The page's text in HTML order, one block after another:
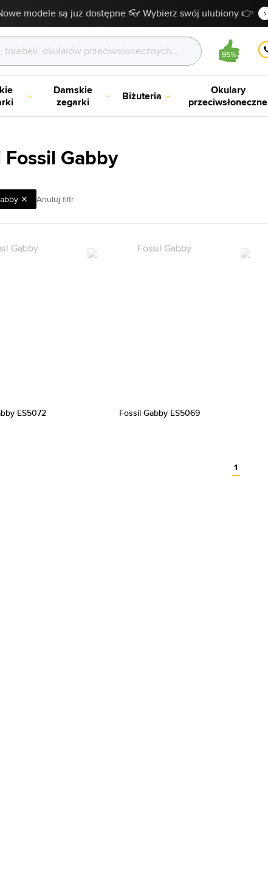
modele są już dostępne 👓 Wybierz swój ulubiony 👉
Damskie
zegarki
Biżuteria
Okulary
przeciwsłoneczne
Gabby
Anuluj filtr
ES5072 Fossil Gabby ES5069
1